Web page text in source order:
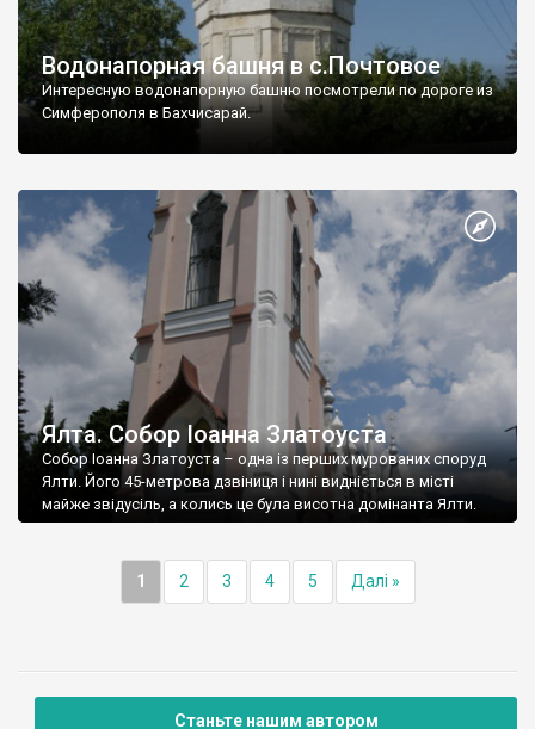
Водонапорная башня в с.Почтовое
Интересную водонапорную башню посмотрели по дороге из
Симферополя в Бахчисарай.
Ялта. Собор Іоанна Златоуста
Собор Іоанна Златоуста – одна із перших мурованих споруд
Ялти. Його 45-метрова дзвіниця і нині видніється в місті
майже звідусіль, а колись це була висотна домінанта Ялти.
1 2 3 4 5 Далі »
Станьте нашим автором